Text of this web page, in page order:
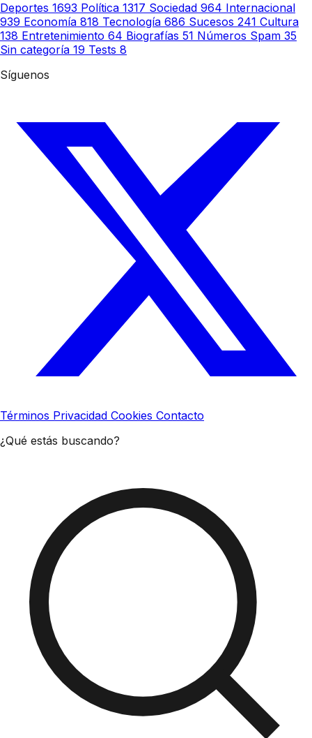
Deportes 1693 Política 1317 Sociedad 964 Internacional
939 Economía 818 Tecnología 686 Sucesos 241 Cultura
138 Entretenimiento 64 Biografías 51 Números Spam 35
Sin categoría 19 Tests 8
Síguenos
Términos Privacidad Cookies Contacto
¿Qué estás buscando?